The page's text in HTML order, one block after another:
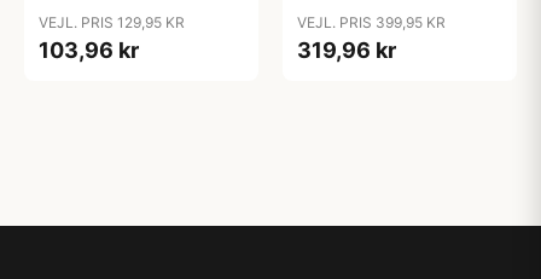
VEJL. PRIS 129,95 KR
103,96 kr
VEJL. PRIS 399,95 KR
319,96 kr